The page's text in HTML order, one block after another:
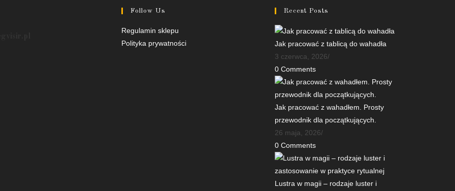
Follow Us
Opens
in
Opens
in
Regulamin sklepu
Polityka prywatności
Recent Posts
Jak pracować z tablicą do wahadła
3 czerwca, 2026/
0 Comments
Jak pracować z wahadłem. Prosty
przewodnik dla początkujących.
26 maja, 2026/
0 Comments
Lustra w magii – rodzaje luster i